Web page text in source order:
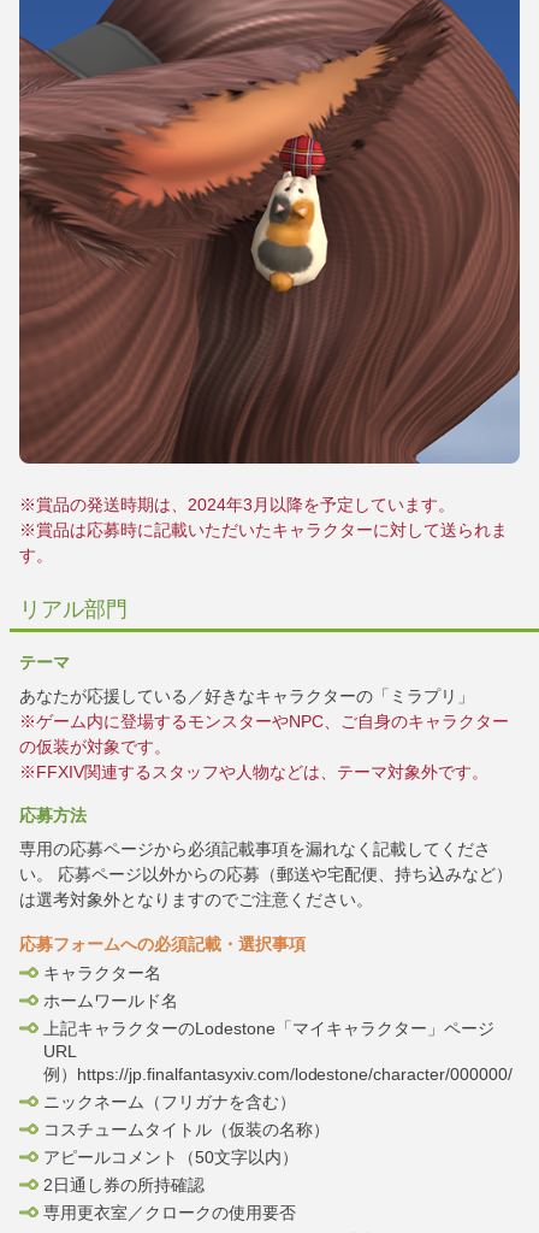
※賞品の発送時期は、2024年3月以降を予定しています。
※賞品は応募時に記載いただいたキャラクターに対して送られま
す。
リアル部門
テーマ
あなたが応援している／好きなキャラクターの「ミラプリ」
※ゲーム内に登場するモンスターやNPC、ご自身のキャラクター
の仮装が対象です。
※FFXIV関連するスタッフや人物などは、テーマ対象外です。
応募方法
専用の応募ページから必須記載事項を漏れなく記載してくださ
い。 応募ページ以外からの応募（郵送や宅配便、持ち込みなど）
は選考対象外となりますのでご注意ください。
応募フォームへの必須記載・選択事項
キャラクター名
ホームワールド名
上記キャラクターのLodestone「マイキャラクター」ページ
URL
例）https://jp.finalfantasyxiv.com/lodestone/character/000000/
ニックネーム（フリガナを含む）
コスチュームタイトル（仮装の名称）
アピールコメント（50文字以内）
2日通し券の所持確認
専用更衣室／クロークの使用要否